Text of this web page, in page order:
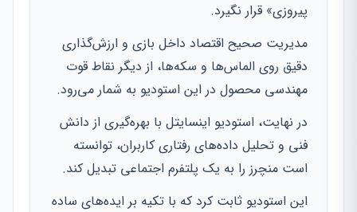
پیروزی» قرار نگیرد.
مدیریت صحیح اقتصاد داخل بازی و ارزش‌گذاری
دقیق روی الماس‌ها و سکه‌ها، از دیگر نقاط قوت
مهندسی محصول در این استودیو به شمار می‌رود.
در نهایت، استودیو اینسایتل با بهره‌گیری از دانش
فنی و تحلیل داده‌های رفتاری کاربران، توانسته
است منچرز را به یک پلتفرم اجتماعی تبدیل کند.
این استودیو ثابت کرد که با تکیه بر ایده‌های ساده